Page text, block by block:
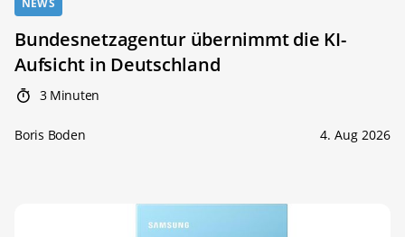
NEWS
Bundesnetzagentur übernimmt die KI-
Aufsicht in Deutschland
3 Minuten
Boris Boden 4. Aug 2026